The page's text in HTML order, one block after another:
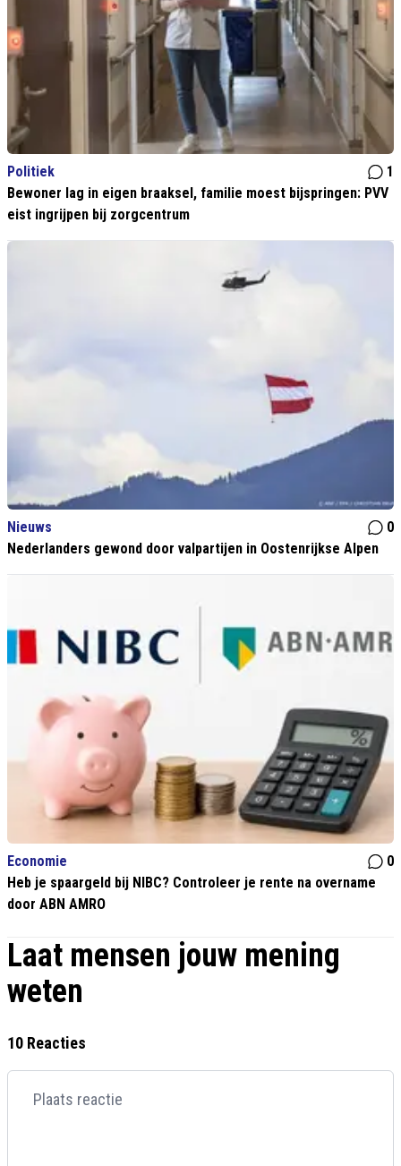
Politiek
1
Bewoner lag in eigen braaksel, familie moest bijspringen: PVV
eist ingrijpen bij zorgcentrum
Nieuws
0
Nederlanders gewond door valpartijen in Oostenrijkse Alpen
Economie
0
Heb je spaargeld bij NIBC? Controleer je rente na overname
door ABN AMRO
Laat mensen jouw mening
weten
10 Reacties